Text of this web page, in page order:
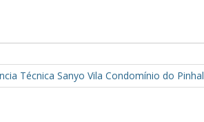
Técnica Sanyo Vila Condomínio do Pinhal